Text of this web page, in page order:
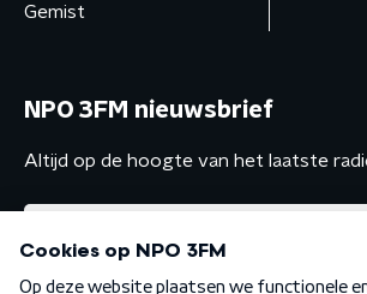
Gemist
NPO 3FM nieuwsbrief
Altijd op de hoogte van het laatste